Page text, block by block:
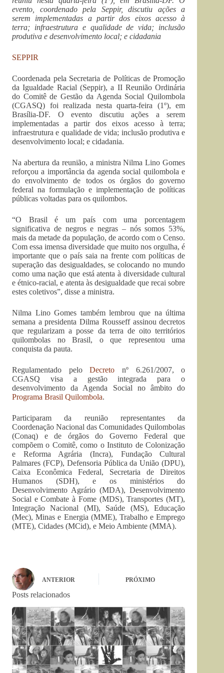
evento, coordenado pela Seppir, discutiu ações a
serem implementadas a partir dos eixos acesso à
terra; infraestrutura e qualidade de vida; inclusão
produtiva e desenvolvimento local; e cidadania
SEPPIR
Coordenada pela Secretaria de Políticas de Promoção
da Igualdade Racial (Seppir), a II Reunião Ordinária
do Comitê de Gestão da Agenda Social Quilombola
(CGASQ) foi realizada nesta quarta-feira (1º), em
Brasília-DF. O evento discutiu ações a serem
implementadas a partir dos eixos acesso à terra;
infraestrutura e qualidade de vida; inclusão produtiva e
desenvolvimento local; e cidadania.
Na abertura da reunião, a ministra Nilma Lino Gomes
reforçou a importância da agenda social quilombola e
do envolvimento de todos os órgãos do governo
federal na formulação e implementação de políticas
públicas voltadas para os quilombos.
“O Brasil é um país com uma porcentagem
significativa de negros e negras – nós somos 53%,
mais da metade da população, de acordo com o Censo.
Com essa imensa diversidade que muito nos orgulha, é
importante que o país saia na frente com políticas de
superação das desigualdades, se colocando no mundo
como uma nação que está atenta à diversidade cultural
e étnico-racial, e atenta às desigualdade que recai sobre
estes coletivos”, disse a ministra.
Nilma Lino Gomes também lembrou que na última
semana a presidenta Dilma Rousseff assinou decretos
que regularizam a posse da terra de oito territórios
quilombolas no Brasil, o que representou uma
conquista da pauta.
Regulamentado peloDecreto nº 6.261/2007, o
CGASQ visa a gestão integrada para o
desenvolvimento da Agenda Social no âmbito do
Programa Brasil Quilombola.
Participaram da reunião representantes da
Coordenação Nacional das Comunidades Quilombolas
(Conaq) e de órgãos do Governo Federal que
compõem o Comitê, como o Instituto de Colonização
e Reforma Agrária (Incra), Fundação Cultural
Palmares (FCP), Defensoria Pública da União (DPU),
Caixa Econômica Federal, Secretaria de Direitos
Humanos (SDH), e os ministérios do
Desenvolvimento Agrário (MDA), Desenvolvimento
Social e Combate à Fome (MDS), Transportes (MT),
Integração Nacional (MI), Saúde (MS), Educação
(Mec), Minas e Energia (MME), Trabalho e Emprego
(MTE), Cidades (MCid), e Meio Ambiente (MMA).
ANTERIOR PRÓXIMO
Posts relacionados